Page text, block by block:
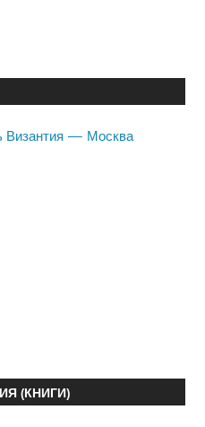
Византия — Москва
(КНИГИ)